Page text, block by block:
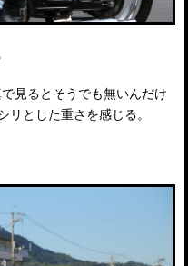
見るとそうでも無いんだけ
リとした重さを感じる。